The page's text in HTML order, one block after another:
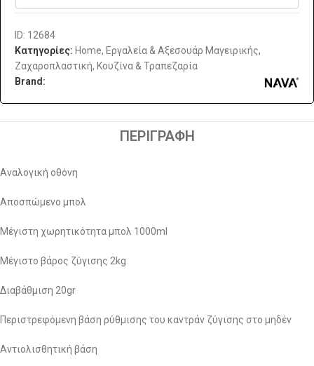
ID: 12684
Κατηγορίες: Home, Εργαλεία & Αξεσουάρ Μαγειρικής,
Ζαχαροπλαστική, Κουζίνα & Τραπεζαρία
Brand:
ΠΕΡΙΓΡΑΦΉ
Αναλογική οθόνη
Αποσπώμενο μπολ
Μέγιστη χωρητικότητα μπολ 1000ml
Μέγιστο βάρος ζύγισης 2kg
Διαβάθμιση 20gr
Περιστρεφόμενη βάση ρύθμισης του καντράν ζύγισης στο μηδέν
Αντιολισθητική βάση